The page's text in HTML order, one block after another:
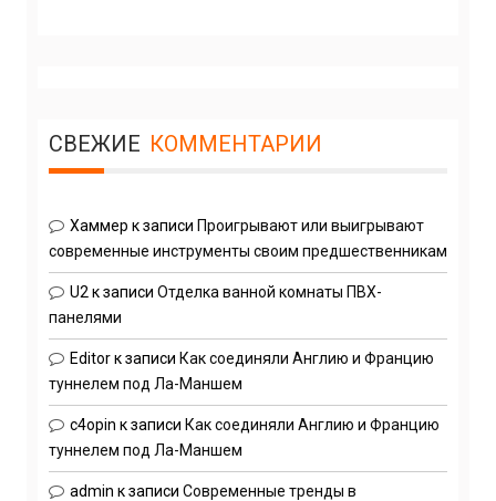
СВЕЖИЕ КОММЕНТАРИИ
Хаммер к записи Проигрывают или выигрывают
современные инструменты своим предшественникам
U2к записи Отделка ванной комнаты ПВХ-
панелями
Editorк записи Как соединяли Англию и Францию
туннелем под Ла-Маншем
c4opin к записи Как соединяли Англию и Францию
туннелем под Ла-Маншем
admin к записи Современные тренды в